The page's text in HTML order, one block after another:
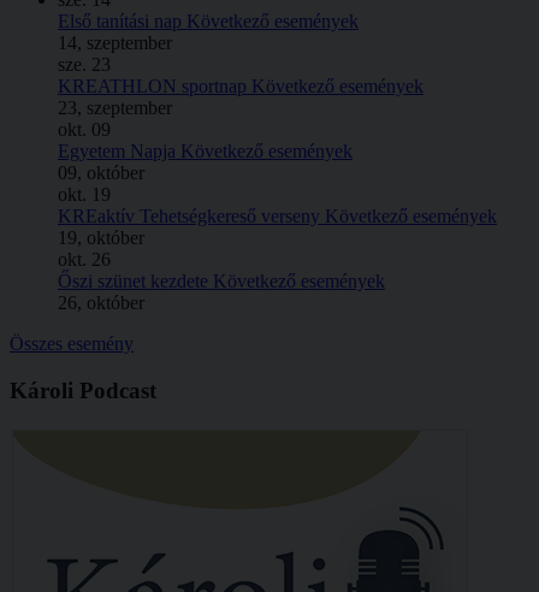
Első tanítási nap Következő események
14, szeptember
sze. 23
KREATHLON sportnap Következő események
23, szeptember
okt. 09
Egyetem Napja Következő események
09, október
okt. 19
KREaktív Tehetségkereső verseny Következő események
19, október
okt. 26
Őszi szünet kezdete Következő események
26, október
Összes esemény
Károli Podcast